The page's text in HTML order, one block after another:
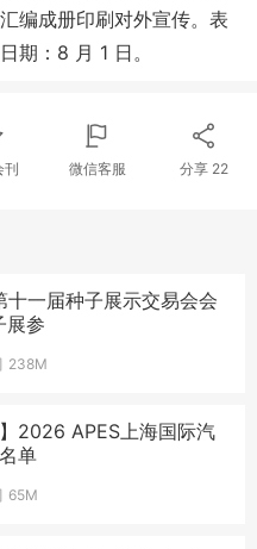
编成册印刷对外宣传。表
期：8 月 1 日。
刊 微信客服 分享 22
一届种子展示交易会会
展参
238M
】2026 APES上海国际汽
单
65M